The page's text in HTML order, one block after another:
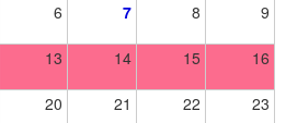
6 7 8 9
13 14 15 16
20 21 22 23